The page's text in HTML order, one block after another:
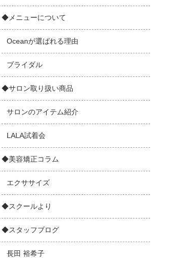
◆メニューについて
Oceanが選ばれる理由
ブライダル
◆サロン取り扱い商品
サロンのアイテム紹介
LALA試着会
◆美容矯正コラム
エクササイズ
◆スクールより
◆スタッフブログ
長田 裕希子